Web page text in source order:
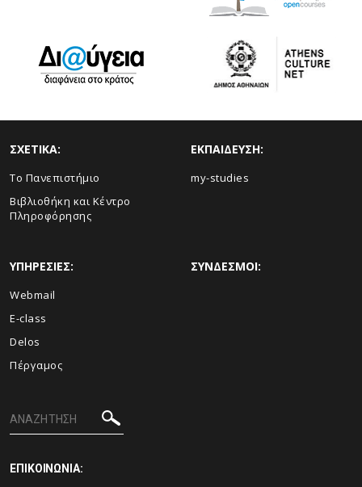
ΣΧΕΤΙΚΑ:
Το Πανεπιστήμιο
Βιβλιοθήκη και Κέντρο
Πληροφόρησης
ΕΚΠΑΙΔΕΥΣΗ:
my-studies
ΥΠΗΡΕΣΙΕΣ:
Webmail
E-class
Delos
Πέργαμος
ΣΥΝΔΕΣΜΟΙ:
ΕΠΙΚΟΙΝΩΝΙΑ: